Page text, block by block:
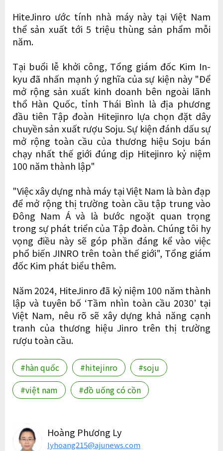
HiteJinro ước tính nhà máy này tại Việt Nam
thể sản xuất tới 5 triệu thùng sản phẩm mỗi
năm.
Tại buổi lễ khởi công, Tổng giám đốc Kim In-
kyu đã nhấn mạnh ý nghĩa của sự kiện này "Để
mở rộng sản xuất kinh doanh bên ngoài lãnh
thổ Hàn Quốc, tỉnh Thái Bình là địa phương
đầu tiên Tập đoàn Hitejinro lựa chọn đặt dây
chuyền sản xuất rượu Soju. Sự kiện đánh dấu sự
mở rộng toàn cầu của thương hiệu Soju bán
chạy nhất thế giới đúng dịp Hitejinro kỷ niệm
100 năm thành lập"
"Việc xây dựng nhà máy tại Việt Nam là bàn đạp
để mở rộng thị trường toàn cầu tập trung vào
Đông Nam Á và là bước ngoặt quan trọng
trong sự phát triển của Tập đoàn. Chúng tôi hy
vọng điều này sẽ góp phần đáng kể vào việc
phổ biến JINRO trên toàn thế giới", Tổng giám
đốc Kim phát biểu thêm.
Năm 2024, HiteJinro đã kỷ niệm 100 năm thành
lập và tuyên bố ‘Tầm nhìn toàn cầu 2030’ tại
Việt Nam, nêu rõ sẽ xây dựng khả năng cạnh
tranh của thương hiệu Jinro trên thị trường
rượu toàn cầu.
#hàn quốc #hitejinro
#soju
#việt nam
#đồ uống có cồn
Hoàng Phương Ly
lyhoang215@ajunews.com